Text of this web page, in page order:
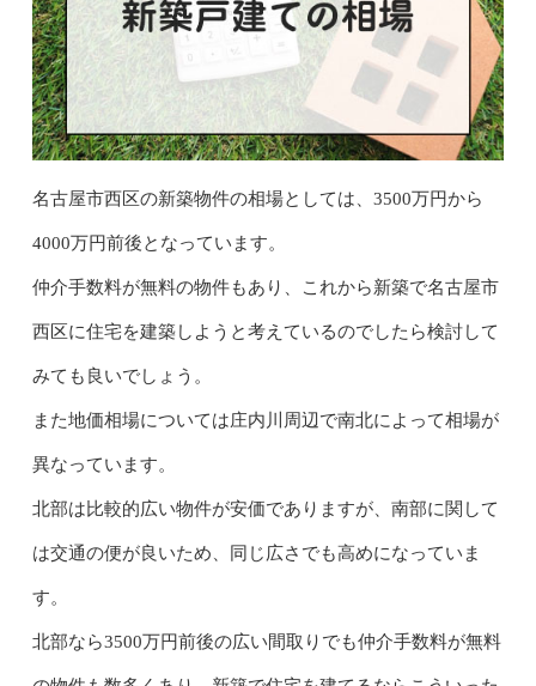
名古屋市西区の新築物件の相場としては、3500万円から
4000万円前後となっています。
仲介手数料が無料の物件もあり、これから新築で名古屋市
西区に住宅を建築しようと考えているのでしたら検討して
みても良いでしょう。
また地価相場については庄内川周辺で南北によって相場が
異なっています。
北部は比較的広い物件が安価でありますが、南部に関して
は交通の便が良いため、同じ広さでも高めになっていま
す。
北部なら3500万円前後の広い間取りでも仲介手数料が無料